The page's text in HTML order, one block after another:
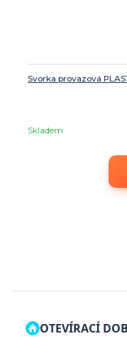
Svorka provazová
Skladem
OTEVÍRACÍ